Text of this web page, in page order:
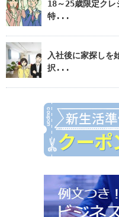
18～25歳限定クレ
特...
入社後に家探しを
択...